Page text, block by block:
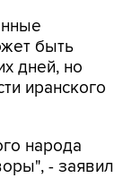
быть
дней, но
иранского
народа
- заявил